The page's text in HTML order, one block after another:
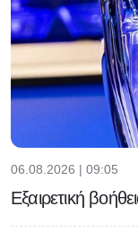
06.08.2026 | 09:05
Εξαιρετική